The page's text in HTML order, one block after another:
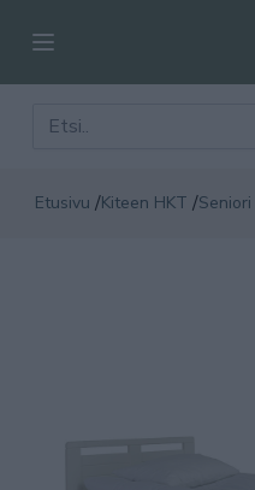
Etusivu /Kiteen HKT /Seniori